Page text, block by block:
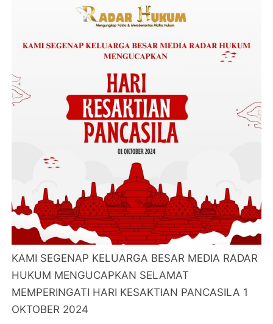
KAMI SEGENAP KELUARGA BESAR MEDIA RADAR
HUKUM MENGUCAPKAN SELAMAT
MEMPERINGATI HARI KESAKTIAN PANCASILA 1
OKTOBER 2024